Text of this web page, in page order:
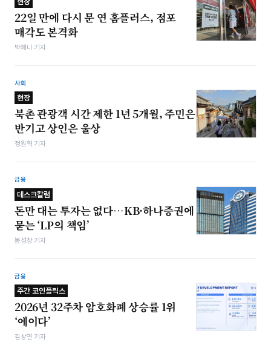
22일 만에 다시 문 연 홈플러스, 점포
매각도 본격화
박해나 기자
사회
현장
북촌 관광객 시간 제한 1년 5개월, 주민은
반기고 상인은 울상
정원혁 기자
금융
데스크칼럼
돈만 대는 투자는 없다…KB·하나증권에
묻는 ‘LP의 책임’
봉성창 기자
금융
주간 코인플릭스
2026년 32주차 암호화폐 상승률 1위
‘에이다’
김상연 기자